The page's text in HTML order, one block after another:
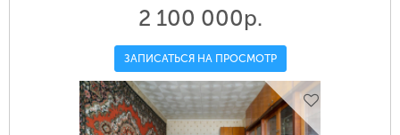
2 100 000р.
ЗАПИСАТЬСЯ НА ПРОСМОТР